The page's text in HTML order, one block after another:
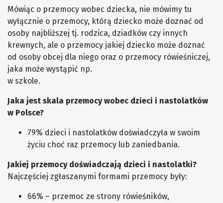
Mówiąc o przemocy wobec dziecka, nie mówimy tu
wyłącznie o przemocy, którą dziecko może doznać od
osoby najbliższej tj. rodzica, dziadków czy innych
krewnych, ale o przemocy jakiej dziecko może doznać
od osoby obcej dla niego oraz o przemocy rówieśniczej,
jaka może wystąpić np.
w szkole.
Jaka jest skala przemocy wobec dzieci i nastolatków
w Polsce?
79% dzieci i nastolatków doświadczyła w swoim
życiu choć raz przemocy lub zaniedbania.
Jakiej przemocy doświadczają dzieci i nastolatki?
Najczęściej zgłaszanymi formami przemocy były:
66% – przemoc ze strony rówieśników,